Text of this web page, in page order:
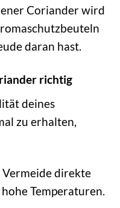
Coriander wird
daran hast.
richtig
deines
zu erhalten,
Vermeide direkte
Temperaturen.